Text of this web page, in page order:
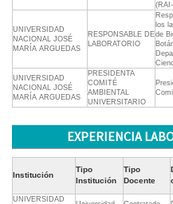
UNIVERSIDAD
NACIONAL JOSÉ
MARÍA ARGUEDAS
RESPONSABLE DE
LABORATORIO
los
de
UNIVERSIDAD
NACIONAL JOSÉ
MARÍA ARGUEDAS
PRESIDENTA
COMITÉ
AMBIENTAL
UNIVERSITARIO
EXPERIENCIA
Institución
Tipo
Institución
Tipo
Docente
UNIVERSIDAD